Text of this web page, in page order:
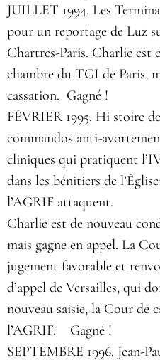
JUILLET 1994. Les
pour un reportage de Luz
Chartres-Paris. Charlie est
chambre du TGI de Paris,
cassation. Gagné !
FÉVRIER 1995. Hi stoire
commandos anti-
cliniques qui pratiquent
dans les bénitiers de
l’AGRIF attaquent.
Charlie est de nouveau
mais gagne en appel. La
jugement favorable et
d’appel de Versailles, qui
nouveau saisie, la Cour de
l’AGRIF. Gagné !
SEPTEMBRE 1996. Jean-